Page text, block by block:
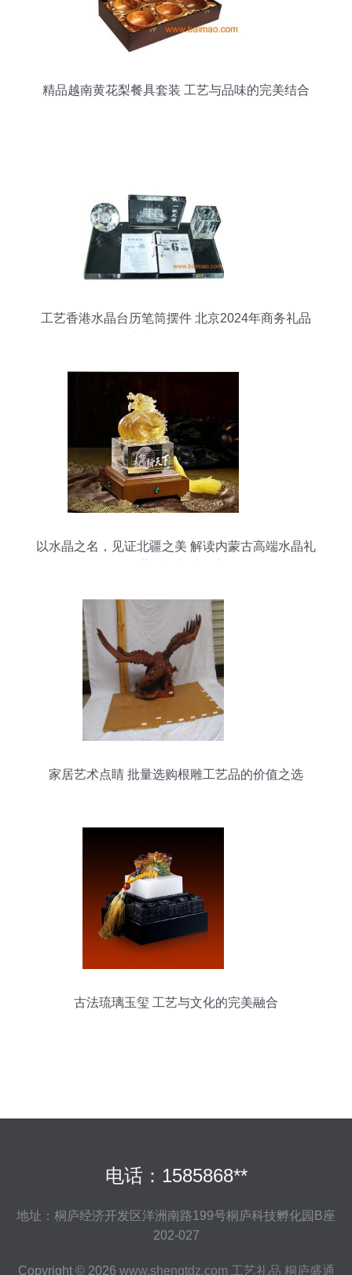
精品越南黄花梨餐具套装 工艺与品味的完美结合
工艺香港水晶台历笔筒摆件 北京2024年商务礼品
以水晶之名，见证北疆之美 解读内蒙古高端水晶礼
家居艺术点睛 批量选购根雕工艺品的价值之选
古法琉璃玉玺 工艺与文化的完美融合
电话：1585868**
地址：桐庐经济开发区洋洲南路199号桐庐科技孵化园B座
202-027
Copyright © 2026 www.shengtdz.com 工艺礼品 桐庐盛通